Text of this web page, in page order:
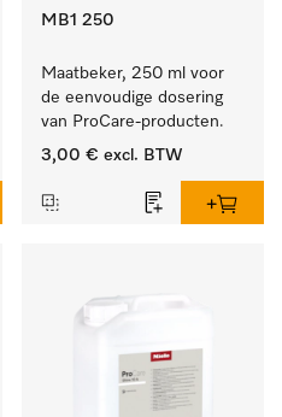
MB1 250
Maatbeker, 250 ml voor
de eenvoudige dosering
van ProCare-producten.
3,00 € excl. BTW